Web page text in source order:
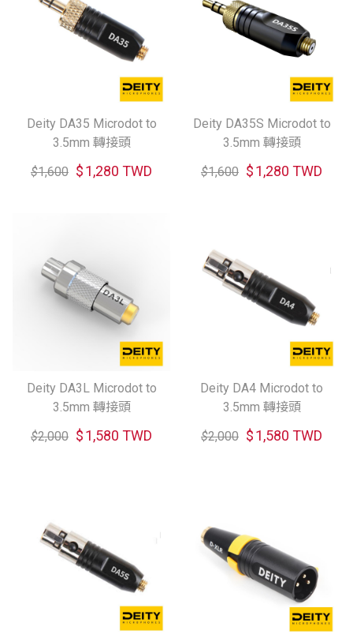
Deity DA35 Microdot to
3.5mm 轉接頭
$1,600 $1,280 TWD
Deity DA35S Microdot to
3.5mm 轉接頭
$1,600 $1,280 TWD
Deity DA3L Microdot to
3.5mm 轉接頭
$2,000 $1,580 TWD
Deity DA4 Microdot to
3.5mm 轉接頭
$2,000 $1,580 TWD